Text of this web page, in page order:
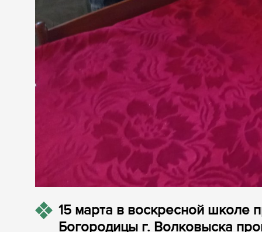
15 марта в воскресной школе
Богородицы г. Волковыска